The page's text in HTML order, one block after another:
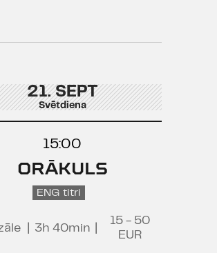
21. SEPT
Svētdiena
15:00
ORĀKULS
ENG titri
3h 40min
15 - 50
EUR